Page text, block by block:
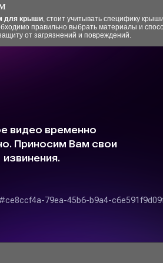
для крыши, стоит учитывать специфику
правильно выбрать материалы и
от загрязнений и повреждений.